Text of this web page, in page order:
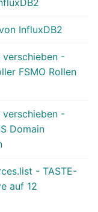
InfluxDB2
verschieben -
FSMO Rollen
verschieben -
Domain
- TASTE-
auf 12